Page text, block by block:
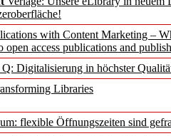
with Content Marketing –
open access publications and
Digitalisierung in höchster
Libraries
flexible Öffnungszeiten sind